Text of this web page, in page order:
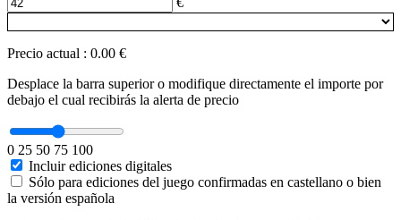
Precio actual : 0.00 €
Desplace la barra superior o modifique directamente el importe por
debajo el cual recibirás la alerta de precio
0 25 50 75 100
Incluir ediciones digitales
Sólo para ediciones del juego confirmadas en castellano o bien
la versión española